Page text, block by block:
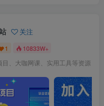
关注
1 10833W+
、大咖网课、实用工具等资源